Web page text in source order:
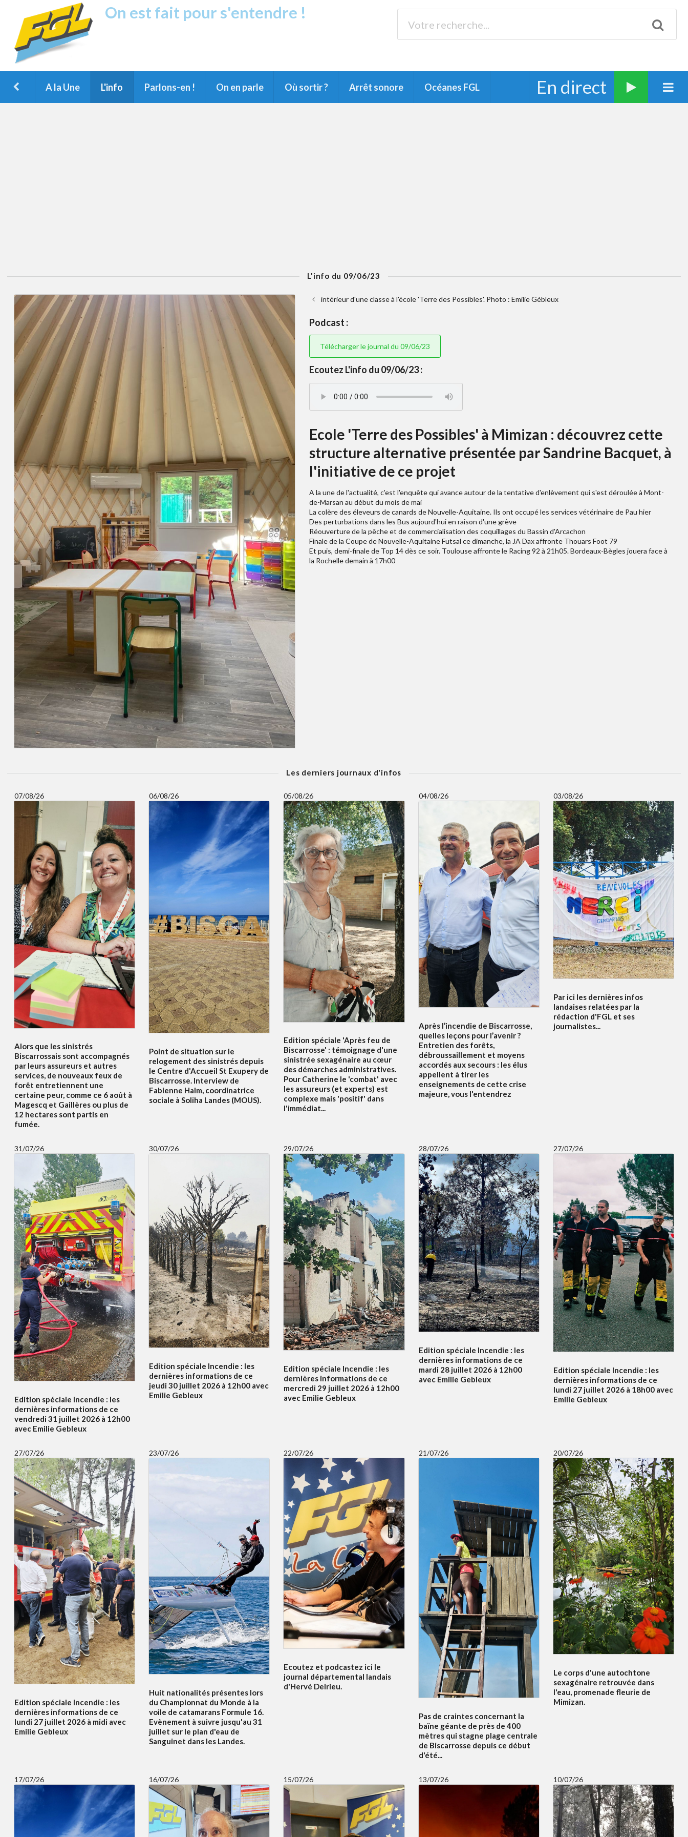
On est fait pour s'entendre !
A la Une L'info Parlons-en ! On en parle Où sortir ? Arrêt sonore Océanes FGL En direct
L'info du 09/06/23
intérieur d'une classe à l'école 'Terre des Possibles'. Photo : Emilie Gébleux
Podcast :
Télécharger le journal du 09/06/23
Ecoutez L'info du 09/06/23 :
Ecole 'Terre des Possibles' à Mimizan : découvrez cette
structure alternative présentée par Sandrine Bacquet, à
l'initiative de ce projet
A la une de l'actualité, c'est l'enquête qui avance autour de la tentative d'enlèvement qui s'est déroulée à Mont-
de-Marsan au début du mois de mai
La colère des éleveurs de canards de Nouvelle-Aquitaine. Ils ont occupé les services vétérinaire de Pau hier
Des perturbations dans les Bus aujourd'hui en raison d'une grève
Réouverture de la pêche et de commercialisation des coquillages du Bassin d'Arcachon
Finale de la Coupe de Nouvelle-Aquitaine Futsal ce dimanche, la JA Dax affronte Thouars Foot 79
Et puis, demi-finale de Top 14 dès ce soir. Toulouse affronte le Racing 92 à 21h05. Bordeaux-Bègles jouera face à
la Rochelle demain à 17h00
Les derniers journaux d'infos
07/08/26
Alors que les sinistrés
Biscarrossais sont accompagnés
par leurs assureurs et autres
services, de nouveaux feux de
forêt entretiennent une
certaine peur, comme ce 6 août à
Magescq et Gaillères ou plus de
12 hectares sont partis en
fumée.
06/08/26
Point de situation sur le
relogement des sinistrés depuis
le Centre d'Accueil St Exupery de
Biscarrosse. Interview de
Fabienne Halm, coordinatrice
sociale à Soliha Landes (MOUS).
05/08/26
Edition spéciale 'Après feu de
Biscarrosse' : témoignage d'une
sinistrée sexagénaire au cœur
des démarches administratives.
Pour Catherine le 'combat' avec
les assureurs (et experts) est
complexe mais 'positif' dans
l'immédiat...
04/08/26
Après l’incendie de Biscarrosse,
quelles leçons pour l’avenir ?
Entretien des forêts,
débroussaillement et moyens
accordés aux secours : les élus
appellent à tirer les
enseignements de cette crise
majeure, vous l'entendrez
03/08/26
Par ici les dernières infos
landaises relatées par la
rédaction d'FGL et ses
journalistes...
31/07/26
Edition spéciale Incendie : les
dernières informations de ce
vendredi 31 juillet 2026 à 12h00
avec Emilie Gebleux
30/07/26
Edition spéciale Incendie : les
dernières informations de ce
jeudi 30 juillet 2026 à 12h00 avec
Emilie Gebleux
29/07/26
Edition spéciale Incendie : les
dernières informations de ce
mercredi 29 juillet 2026 à 12h00
avec Emilie Gebleux
28/07/26
Edition spéciale Incendie : les
dernières informations de ce
mardi 28 juillet 2026 à 12h00
avec Emilie Gebleux
27/07/26
Edition spéciale Incendie : les
dernières informations de ce
lundi 27 juillet 2026 à 18h00 avec
Emilie Gebleux
27/07/26
Edition spéciale Incendie : les
dernières informations de ce
lundi 27 juillet 2026 à midi avec
Emilie Gebleux
23/07/26
Huit nationalités présentes lors
du Championnat du Monde à la
voile de catamarans Formule 16.
Evènement à suivre jusqu'au 31
juillet sur le plan d'eau de
Sanguinet dans les Landes.
22/07/26
Ecoutez et podcastez ici le
journal départemental landais
d'Hervé Delrieu.
21/07/26
Pas de craintes concernant la
baïne géante de près de 400
mètres qui stagne plage centrale
de Biscarrosse depuis ce début
d'été...
20/07/26
Le corps d'une autochtone
sexagénaire retrouvée dans
l'eau, promenade fleurie de
Mimizan.
17/07/26 16/07/26 15/07/26 13/07/26 10/07/26